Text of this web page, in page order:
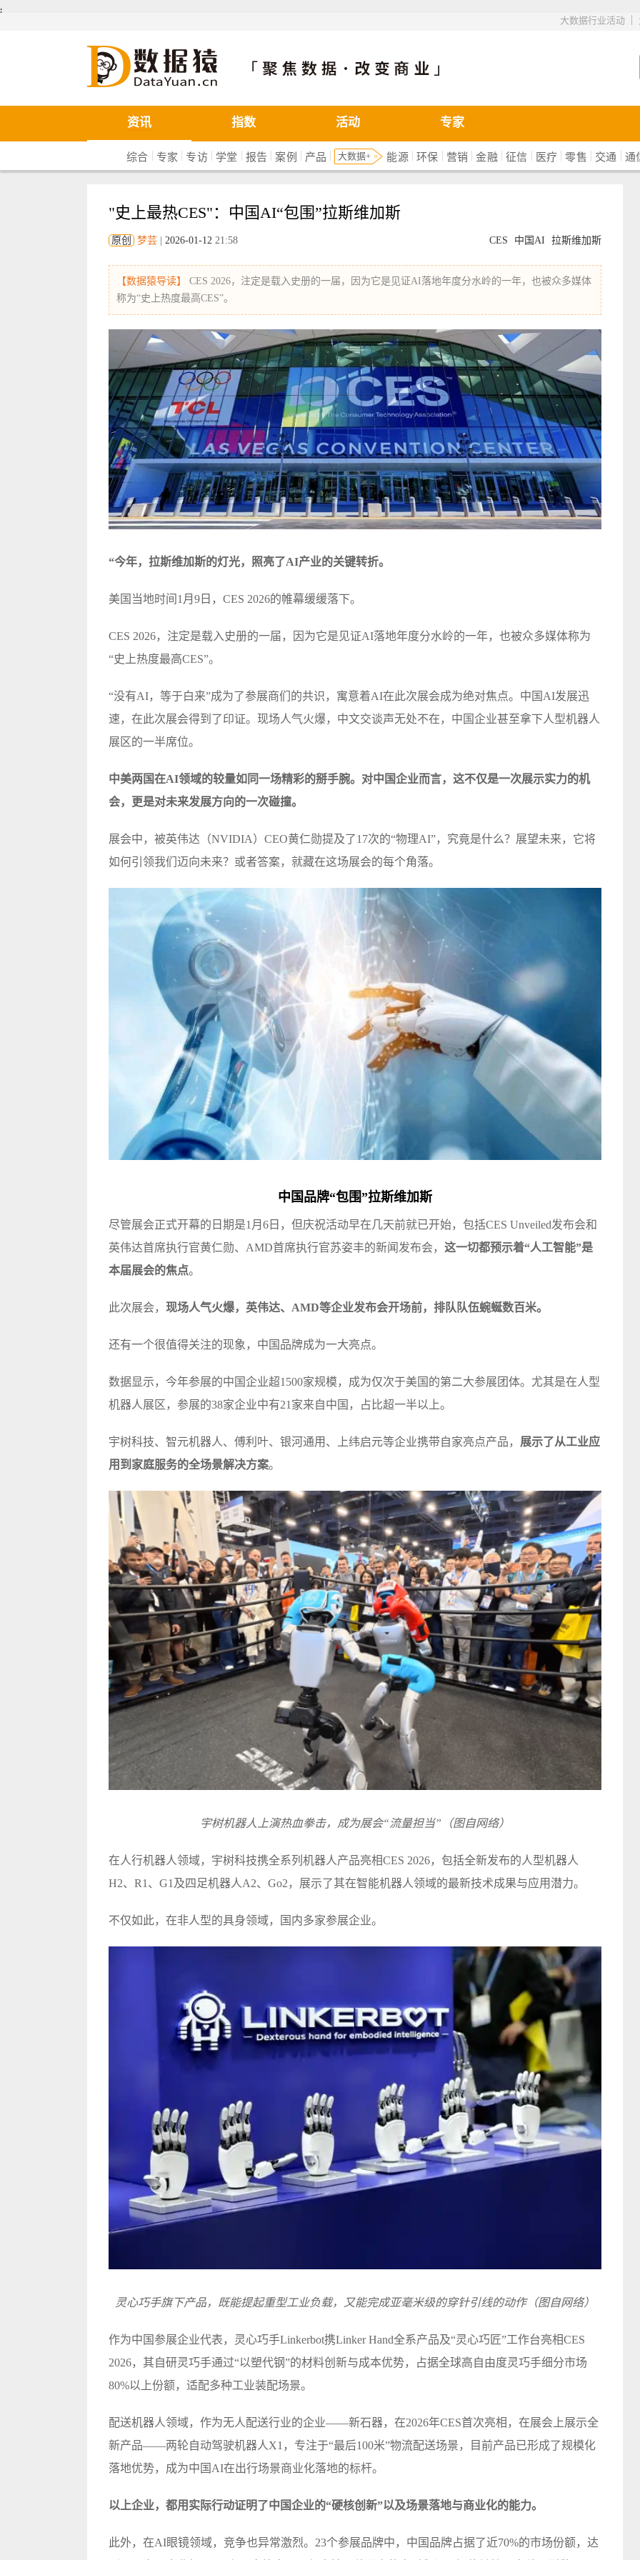
܄
|
大数据行业活动
数据猿
资讯 指数 活动 专家
综合 | 专家 |专访| 学堂 | 报告 | 案例 | 产品 | 大数据+ 能源 |环保 | 营销 |金融 |征信 | 医疗 | 零售 | 交通 | 通
"史上最热CES"：中国AI“包围”拉斯维加斯
CES 中国AI 拉斯维加斯
原创 梦芸 2026-01-12 21:58
【数据猿导读】
CES 2026，注定是载入史册的一届，因为它是见证AI落地年度分水岭的一年，也被众多媒体
称为“史上热度最高CES”。
“今年，拉斯维加斯的灯光，照亮了AI产业的关键转折。
美国当地时间1月9日，CES 2026的帷幕缓缓落下。
CES 2026，注定是载入史册的一届，因为它是见证AI落地年度分水岭的一年，也被众多媒体称为
“史上热度最高CES”。
“没有AI，等于白来”成为了参展商们的共识，寓意着AI在此次展会成为绝对焦点。中国AI发展迅
速，在此次展会得到了印证。现场人气火爆，中文交谈声无处不在，中国企业甚至拿下人型机器人
展区的一半席位。
中美两国在AI领域的较量如同一场精彩的掰手腕。对中国企业而言，这不仅是一次展示实力的机
会，更是对未来发展方向的一次碰撞。
展会中，被英伟达（NVIDIA）CEO黄仁勋提及了17次的“物理AI”，究竟是什么？展望未来，它将
如何引领我们迈向未来？或者答案，就藏在这场展会的每个角落。
中国品牌“包围”拉斯维加斯
尽管展会正式开幕的日期是1月6日，但庆祝活动早在几天前就已开始，包括CES Unveiled发布会和
英伟达首席执行官黄仁勋、AMD首席执行官苏姿丰的新闻发布会， 这一切都预示着“人工智能”是
本届展会的焦点。
此次展会， 现场人气火爆，英伟达、AMD等企业发布会开场前，排队队伍蜿蜒数百米。
还有一个很值得关注的现象，中国品牌成为一大亮点。
数据显示，今年参展的中国企业超1500家规模，成为仅次于美国的第二大参展团体。尤其是在人型
机器人展区，参展的38家企业中有21家来自中国，占比超一半以上。
宇树科技、智元机器人、傅利叶、银河通用、上纬启元等企业携带自家亮点产品， 展示了从工业应
用到家庭服务的全场景解决方案。
宇树机器人上演热血拳击，成为展会“流量担当”（图自网络）
在人行机器人领域，宇树科技携全系列机器人产品亮相CES 2026，包括全新发布的人型机器人
H2、R1、G1及四足机器人A2、Go2，展示了其在智能机器人领域的最新技术成果与应用潜力。
不仅如此，在非人型的具身领域，国内多家参展企业。
灵心巧手旗下产品，既能提起重型工业负载，又能完成亚毫米级的穿针引线的动作（图自网络）
作为中国参展企业代表，灵心巧手Linkerbot携Linker Hand全系产品及“灵心巧匠”工作台亮相CES
2026，其自研灵巧手通过“以塑代钢”的材料创新与成本优势，占据全球高自由度灵巧手细分市场
80%以上份额，适配多种工业装配场景。
配送机器人领域，作为无人配送行业的企业——新石器，在2026年CES首次亮相，在展会上展示全
新产品——两轮自动驾驶机器人X1，专注于“最后100米”物流配送场景，目前产品已形成了规模化
落地优势，成为中国AI在出行场景商业化落地的标杆。
以上企业，都用实际行动证明了中国企业的“硬核创新”以及场景落地与商业化的能力。
此外，在AI眼镜领域，竞争也异常激烈。23个参展品牌中，中国品牌占据了近70%的市场份额，达